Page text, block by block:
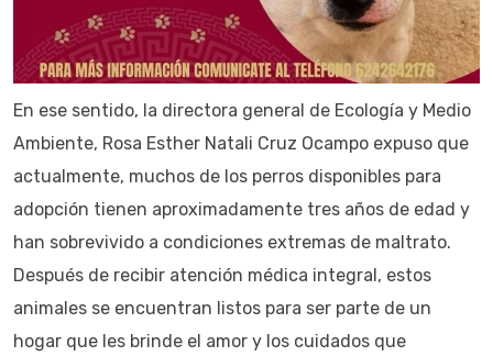
En ese sentido, la directora general de Ecología y Medio
Ambiente, Rosa Esther Natali Cruz Ocampo expuso que
actualmente, muchos de los perros disponibles para
adopción tienen aproximadamente tres años de edad y
han sobrevivido a condiciones extremas de maltrato.
Después de recibir atención médica integral, estos
animales se encuentran listos para ser parte de un
hogar que les brinde el amor y los cuidados que